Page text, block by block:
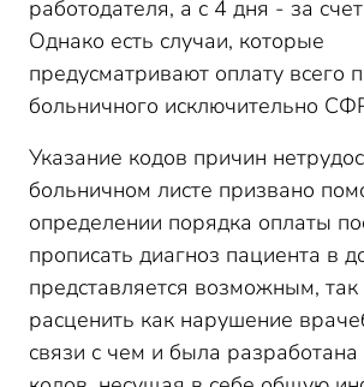
работодателя, а с 4 дня - за
Однако есть случаи, которые
предусматривают оплату всего
больничного исключительно
Указание кодов причин
больничном листе призвано
определении порядка оплаты
прописать диагноз пациента в
представляется возможным,
расценить как нарушение
связи с чем и была разработана